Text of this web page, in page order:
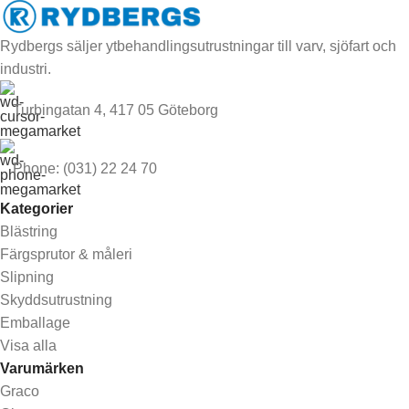
Rydbergs säljer ytbehandlingsutrustningar till varv, sjöfart och
industri.
Turbingatan 4, 417 05 Göteborg
Phone: (031) 22 24 70
Kategorier
Blästring
Färgsprutor & måleri
Slipning
Skyddsutrustning
Emballage
Visa alla
Varumärken
Graco